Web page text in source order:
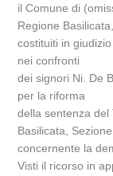
il Comune di
Regione
costituiti in giudizio
nei confronti
dei signori Ni. De
per la riforma
della sentenza del
Basilicata,
concernente la
Visti il ricorso in